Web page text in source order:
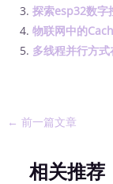
探索esp32数字
物联网中的
多线程并行方
← 前一篇文章
相关推荐